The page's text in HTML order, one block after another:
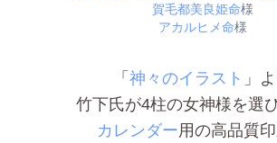
賀毛都美良姫命様
アカルヒメ命様
「 神々のイラスト 」
竹下氏が4柱の女神様を選
カレンダー用の高品質